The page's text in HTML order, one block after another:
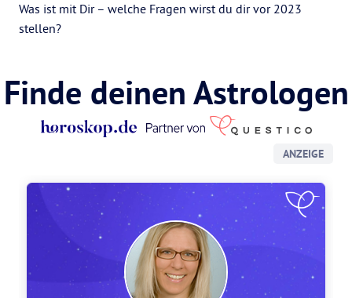
Was ist mit Dir – welche Fragen wirst du dir vor 2023
stellen?
Finde deinen Astrologen
ANZEIGE